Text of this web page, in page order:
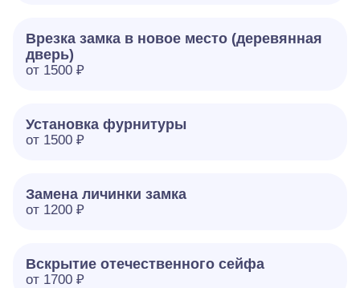
Врезка замка в новое место (деревянная
дверь)
от 1500 ₽
Установка фурнитуры
от 1500 ₽
Замена личинки замка
от 1200 ₽
Вскрытие отечественного сейфа
от 1700 ₽